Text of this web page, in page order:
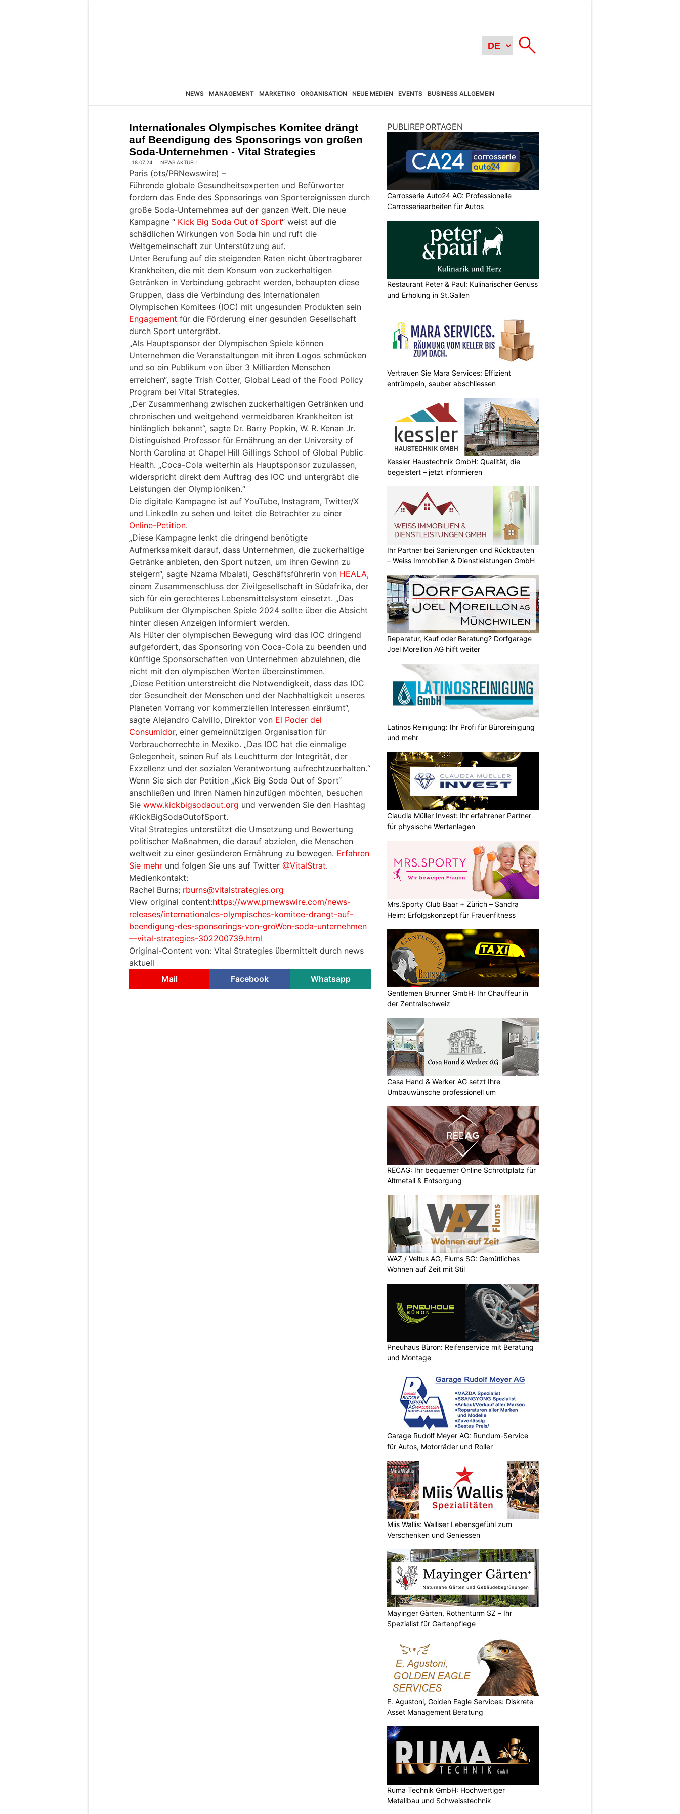
NEWS MANAGEMENT MARKETING ORGANISATION NEUE MEDIEN EVENTS BUSINESS ALLGEMEIN
Internationales Olympisches Komitee drängt
auf Beendigung des Sponsorings von großen
Soda-Unternehmen - Vital Strategies
18.07.24 NEWS AKTUELL
Paris (ots/PRNewswire) –
Führende globale Gesundheitsexperten und Befürworter
fordern das Ende des Sponsorings von Sportereignissen durch
große Soda-Unternehmea auf der ganzen Welt. Die neue
Kampagne “ Kick Big Soda Out of Sport“ weist auf die
schädlichen Wirkungen von Soda hin und ruft die
Weltgemeinschaft zur Unterstützung auf.
Unter Berufung auf die steigenden Raten nicht übertragbarer
Krankheiten, die mit dem Konsum von zuckerhaltigen
Getränken in Verbindung gebracht werden, behaupten diese
Gruppen, dass die Verbindung des Internationalen
Olympischen Komitees (IOC) mit ungesunden Produkten sein
Engagement für die Förderung einer gesunden Gesellschaft
durch Sport untergräbt.
„Als Hauptsponsor der Olympischen Spiele können
Unternehmen die Veranstaltungen mit ihren Logos schmücken
und so ein Publikum von über 3 Milliarden Menschen
erreichen“, sagte Trish Cotter, Global Lead of the Food Policy
Program bei Vital Strategies.
„Der Zusammenhang zwischen zuckerhaltigen Getränken und
chronischen und weitgehend vermeidbaren Krankheiten ist
hinlänglich bekannt“, sagte Dr. Barry Popkin, W. R. Kenan Jr.
Distinguished Professor für Ernährung an der University of
North Carolina at Chapel Hill Gillings School of Global Public
Health. „Coca-Cola weiterhin als Hauptsponsor zuzulassen,
widerspricht direkt dem Auftrag des IOC und untergräbt die
Leistungen der Olympioniken.“
Die digitale Kampagne ist auf YouTube, Instagram, Twitter/X
und LinkedIn zu sehen und leitet die Betrachter zu einer
Online-Petition.
„Diese Kampagne lenkt die dringend benötigte
Aufmerksamkeit darauf, dass Unternehmen, die zuckerhaltige
Getränke anbieten, den Sport nutzen, um ihren Gewinn zu
steigern“, sagte Nzama Mbalati, Geschäftsführerin von HEALA,
einem Zusammenschluss der Zivilgesellschaft in Südafrika, der
sich für ein gerechteres Lebensmittelsystem einsetzt. „Das
Publikum der Olympischen Spiele 2024 sollte über die Absicht
hinter diesen Anzeigen informiert werden.
Als Hüter der olympischen Bewegung wird das IOC dringend
aufgefordert, das Sponsoring von Coca-Cola zu beenden und
künftige Sponsorschaften von Unternehmen abzulehnen, die
nicht mit den olympischen Werten übereinstimmen.
„Diese Petition unterstreicht die Notwendigkeit, dass das IOC
der Gesundheit der Menschen und der Nachhaltigkeit unseres
Planeten Vorrang vor kommerziellen Interessen einräumt“,
sagte Alejandro Calvillo, Direktor von El Poder del
Consumidor, einer gemeinnützigen Organisation für
Verbraucherrechte in Mexiko. „Das IOC hat die einmalige
Gelegenheit, seinen Ruf als Leuchtturm der Integrität, der
Exzellenz und der sozialen Verantwortung aufrechtzuerhalten.“
Wenn Sie sich der Petition „Kick Big Soda Out of Sport“
anschließen und Ihren Namen hinzufügen möchten, besuchen
Sie www.kickbigsodaout.org und verwenden Sie den Hashtag
#KickBigSodaOutofSport.
Vital Strategies unterstützt die Umsetzung und Bewertung
politischer Maßnahmen, die darauf abzielen, die Menschen
weltweit zu einer gesünderen Ernährung zu bewegen. Erfahren
Sie mehr und folgen Sie uns auf Twitter @VitalStrat.
Medienkontakt:
Rachel Burns; rburns@vitalstrategies.org
View original content:https://www.prnewswire.com/news-
releases/internationales-olympisches-komitee-drangt-auf-
beendigung-des-sponsorings-von-groWen-soda-unternehmen
—vital-strategies-302200739.html
Original-Content von: Vital Strategies übermittelt durch news
aktuell
Mail
Facebook Whatsapp
PUBLIREPORTAGEN
Carrosserie Auto24 AG: Professionelle
Carrosseriearbeiten für Autos
Restaurant Peter & Paul: Kulinarischer Genuss
und Erholung in St.Gallen
Vertrauen Sie Mara Services: Effizient
entrümpeln, sauber abschliessen
Kessler Haustechnik GmbH: Qualität, die
begeistert – jetzt informieren
Ihr Partner bei Sanierungen und Rückbauten
– Weiss Immobilien & Dienstleistungen GmbH
Reparatur, Kauf oder Beratung? Dorfgarage
Joel Moreillon AG hilft weiter
Latinos Reinigung: Ihr Profi für Büroreinigung
und mehr
Claudia Müller Invest: Ihr erfahrener Partner
für physische Wertanlagen
Mrs.Sporty Club Baar + Zürich – Sandra
Heim: Erfolgskonzept für Frauenfitness
Gentlemen Brunner GmbH: Ihr Chauffeur in
der Zentralschweiz
Casa Hand & Werker AG setzt Ihre
Umbauwünsche professionell um
RECAG: Ihr bequemer Online Schrottplatz für
Altmetall & Entsorgung
WAZ / Veltus AG, Flums SG: Gemütliches
Wohnen auf Zeit mit Stil
Pneuhaus Büron: Reifenservice mit Beratung
und Montage
Garage Rudolf Meyer AG: Rundum-Service
für Autos, Motorräder und Roller
Miis Wallis: Walliser Lebensgefühl zum
Verschenken und Geniessen
Mayinger Gärten, Rothenturm SZ – Ihr
Spezialist für Gartenpflege
E. Agustoni, Golden Eagle Services: Diskrete
Asset Management Beratung
Ruma Technik GmbH: Hochwertiger
Metallbau und Schweisstechnik